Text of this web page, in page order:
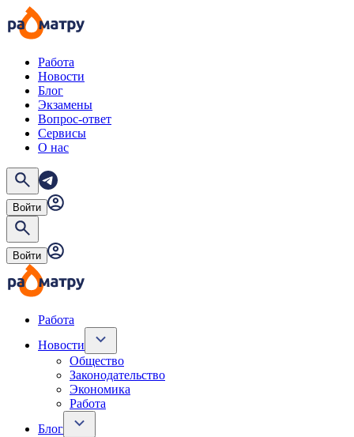
Работа
Новости
Блог
Экзамены
Вопрос-ответ
Сервисы
О нас
Войти
Войти
Работа
Новости
Общество
Законодательство
Экономика
Работа
Блог